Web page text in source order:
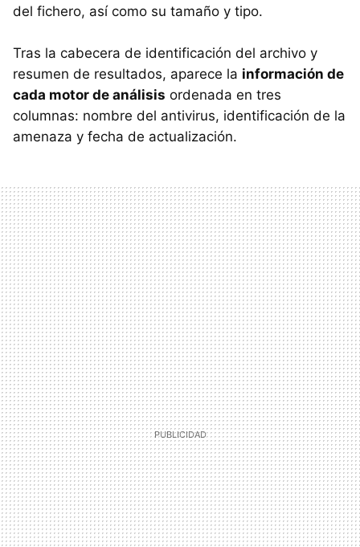
del fichero, así como su tamaño y tipo.
Tras la cabecera de identificación del archivo y
resumen de resultados, aparece la información de
cada motor de análisis ordenada en tres
columnas: nombre del antivirus, identificación de la
amenaza y fecha de actualización.